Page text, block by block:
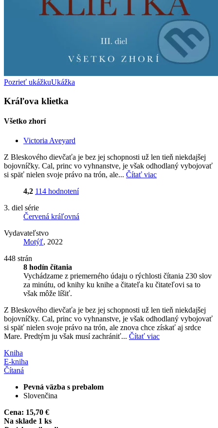
Pozrieť ukážkuUkážka
Kráľova klietka
Všetko zhorí
Victoria Aveyard
Z Bleskového dievčaťa je bez jej schopnosti už len tieň niekdajšej
bojovníčky. Cal, princ vo vyhnanstve, je však odhodlaný vybojovať
si späť nielen svoje právo na trón, ale... Čítať viac
4,2 114 hodnotení
3. diel série
Červená kráľovná
Vydavateľstvo
Motýľ, 2022
448 strán
8 hodín čítania
Vychádzame z priemerného údaju o rýchlosti čítania 230 slov
za minútu, od knihy ku knihe a čitateľa ku čitateľovi sa to
však môže líšiť.
Z Bleskového dievčaťa je bez jej schopnosti už len tieň niekdajšej
bojovníčky. Cal, princ vo vyhnanstve, je však odhodlaný vybojovať
si späť nielen svoje právo na trón, ale znova chce získať aj srdce
Mare. Predtým ju však musí zachrániť... Čítať viac
Kniha
E-kniha
Čítaná
Pevná väzba s prebalom
Slovenčina
Cena: 15,70 €
Na sklade 1 ks